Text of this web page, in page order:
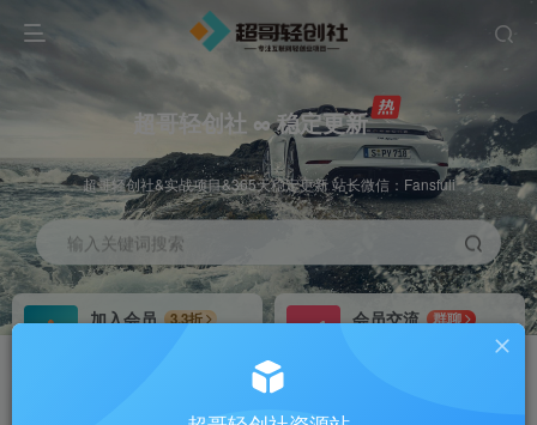
超哥轻创社 ∞ 稳定更新
超哥轻创社&实战项目&365天稳定更新 站长微信：Fansfuli
输入关键词搜索
加入会员
3.3折
会员交流
群聊